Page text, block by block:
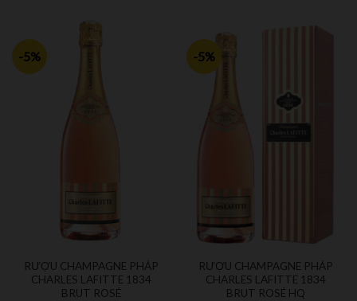
-5%
RƯỢU CHAMPAGNE PHÁP
CHARLES LAFITTE 1834
BRUT ROSÉ
-5%
RƯỢU CHAMPAGNE PHÁP
CHARLES LAFITTE 1834
BRUT ROSÉ HQ